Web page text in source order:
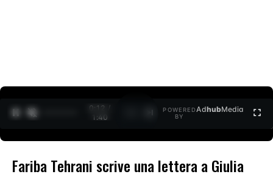
0:12 /
1:40
POWERED
BY
AdhubMedia
Fariba Tehrani scrive una lettera a Giulia